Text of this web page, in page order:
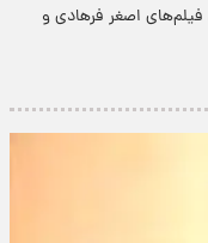
فیلم‌های اصغر فرهادی و